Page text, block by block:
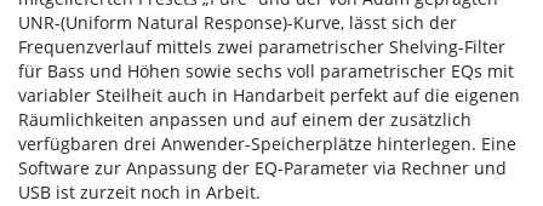
UNR-(Uniform Natural Response)-Kurve, lässt sich der
Frequenzverlauf mittels zwei parametrischer Shelving-Filter
für Bass und Höhen sowie sechs voll parametrischer EQs mit
variabler Steilheit auch in Handarbeit perfekt auf die eigenen
Räumlichkeiten anpassen und auf einem der zusätzlich
verfügbaren drei Anwender-Speicherplätze hinterlegen. Eine
Software zur Anpassung der EQ-Parameter via Rechner und
USB ist zurzeit noch in Arbeit.